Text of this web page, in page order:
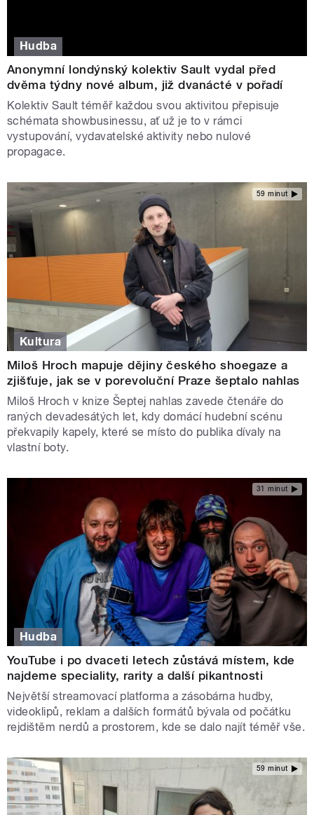
Hudba
Anonymní londýnský kolektiv Sault vydal před
dvěma týdny nové album, již dvanácté v pořadí
Kolektiv Sault téměř každou svou aktivitou přepisuje
schémata showbusinessu, ať už je to v rámci
vystupování, vydavatelské aktivity nebo nulové
propagace.
59 minut
Kultura
Miloš Hroch mapuje dějiny českého shoegaze a
zjišťuje, jak se v porevoluční Praze šeptalo nahlas
Miloš Hroch v knize Šeptej nahlas zavede čtenáře do
raných devadesátých let, kdy domácí hudební scénu
překvapily kapely, které se místo do publika dívaly na
vlastní boty.
31 minut
Hudba
YouTube i po dvaceti letech zůstává místem, kde
najdeme speciality, rarity a další pikantnosti
Největší streamovací platforma a zásobárna hudby,
videoklipů, reklam a dalších formátů bývala od počátku
rejdištěm nerdů a prostorem, kde se dalo najít téměř vše.
59 minut